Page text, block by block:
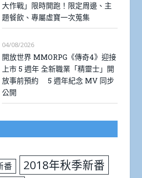
大作戰」限時開跑！限定周邊、主
題餐飲、專屬虛寶一次蒐集
04/08/2026
開放世界 MMORPG《傳奇4》迎接
上市 5 週年 全新職業「精靈士」開
放事前預約 5 週年紀念 MV 同步
公開
番 2018年秋季新番